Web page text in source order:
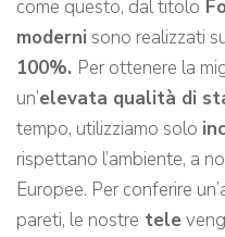
come questo, dal titolo
moderni sono realizzati
100%. Per ottenere la
un’elevata qualità di
tempo, utilizziamo solo
rispettano l’ambiente, a
Europee. Per conferire
pareti, le nostre tele